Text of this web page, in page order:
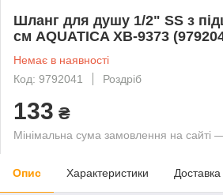
Шланг для душу 1/2" SS з
см AQUATICA XB-9373
Немає в наявності
Код: 9792041
Роздріб
133 ₴
Мінімальна сума замовлення на сайті
Опис Характеристики Доставка